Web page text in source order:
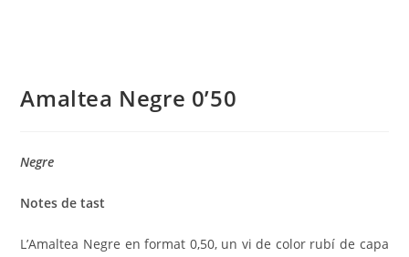
Amaltea Negre 0’50
Negre
Notes de tast
L’Amaltea Negre en format 0,50, un vi de color rubí de capa